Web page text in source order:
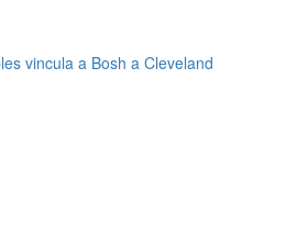
vincula a Bosh a Cleveland